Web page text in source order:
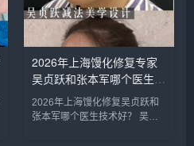
询预约添加微信号：bianme...
2026年上海馒化修复专家
吴贞跃和张本军哪个医生做
馒化修复技术好？
2026年上海馒化修复吴贞跃和
张本军哪个医生技术好？ 吴贞